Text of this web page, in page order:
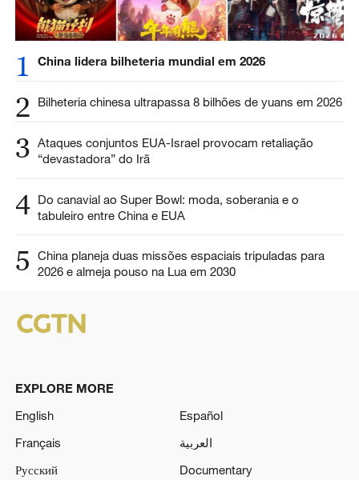
1 China lidera bilheteria mundial em 2026
2 Bilheteria chinesa ultrapassa 8 bilhões de yuans em 2026
3 Ataques conjuntos EUA-Israel provocam retaliação
“devastadora” do Irã
4 Do canavial ao Super Bowl: moda, soberania e o
tabuleiro entre China e EUA
5
China planeja duas missões espaciais tripuladas para
2026 e almeja pouso na Lua em 2030
EXPLORE MORE
English
Español
Français
العربية
Русский
Documentary